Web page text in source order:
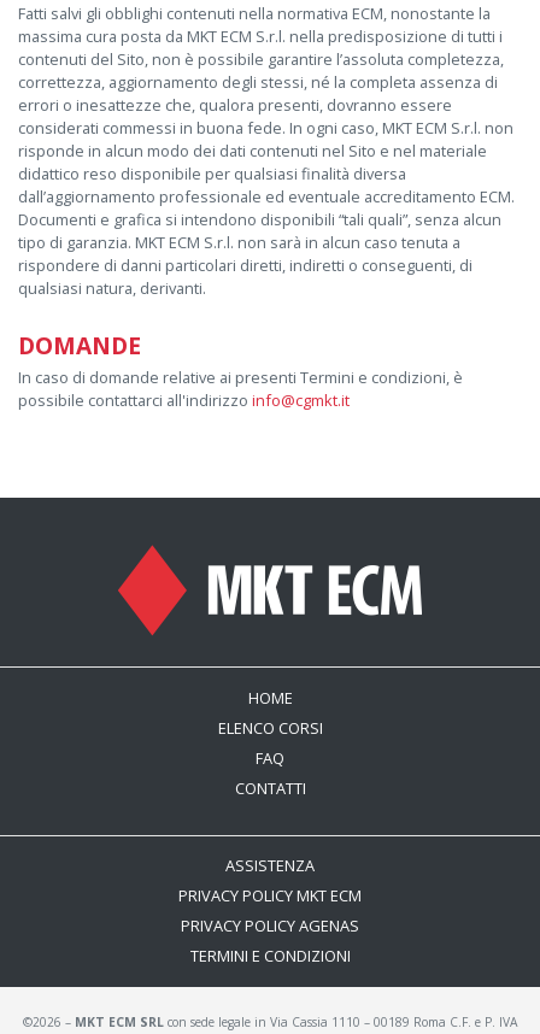
Fatti salvi gli obblighi contenuti nella normativa ECM, nonostante la
massima cura posta da MKT ECM S.r.l. nella predisposizione di tutti i
contenuti del Sito, non è possibile garantire l’assoluta completezza,
correttezza, aggiornamento degli stessi, né la completa assenza di
errori o inesattezze che, qualora presenti, dovranno essere
considerati commessi in buona fede. In ogni caso, MKT ECM S.r.l. non
risponde in alcun modo dei dati contenuti nel Sito e nel materiale
didattico reso disponibile per qualsiasi finalità diversa
dall’aggiornamento professionale ed eventuale accreditamento ECM.
Documenti e grafica si intendono disponibili “tali quali”, senza alcun
tipo di garanzia. MKT ECM S.r.l. non sarà in alcun caso tenuta a
rispondere di danni particolari diretti, indiretti o conseguenti, di
qualsiasi natura, derivanti.
DOMANDE
In caso di domande relative ai presenti Termini e condizioni, è
possibile contattarci all'indirizzo info@cgmkt.it
HOME
ELENCO CORSI
FAQ
CONTATTI
ASSISTENZA
PRIVACY POLICY MKT ECM
PRIVACY POLICY AGENAS
TERMINI E CONDIZIONI
©2026 – MKT ECM SRL con sede legale in Via Cassia 1110 – 00189 Roma C.F. e P. IVA